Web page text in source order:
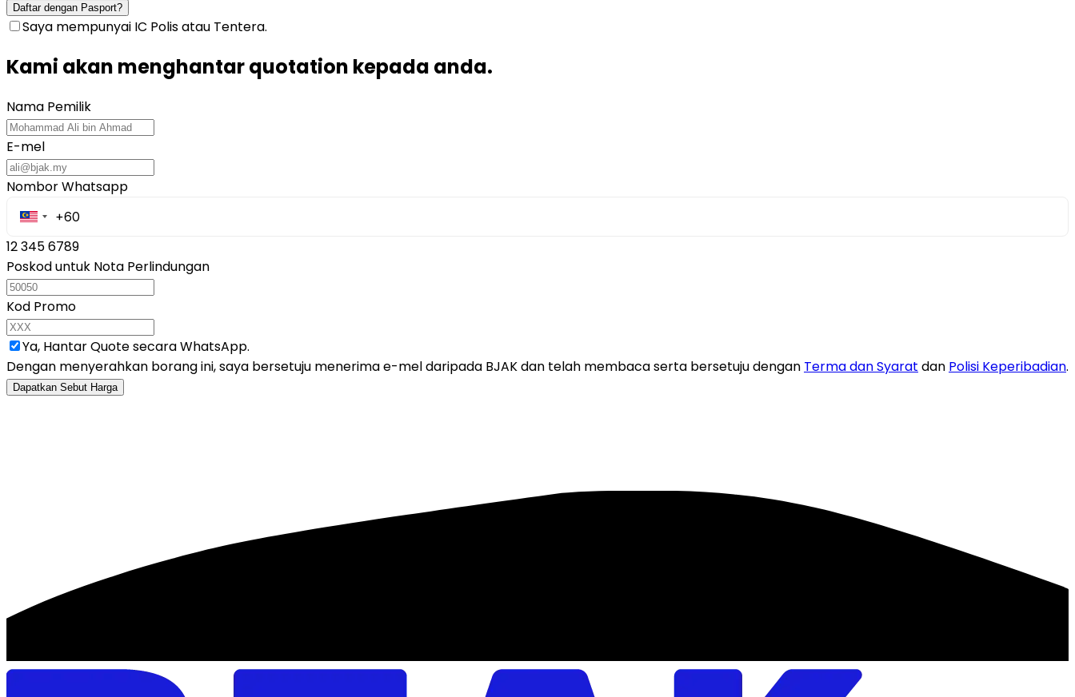
Daftar dengan Pasport?
Saya mempunyai IC Polis atau Tentera.
Kami akan menghantar quotation kepada anda.
Nama Pemilik
E-mel
Nombor Whatsapp
12 345 6789
Poskod untuk Nota Perlindungan
Kod Promo
Ya, Hantar Quote secara WhatsApp.
Dengan menyerahkan borang ini, saya bersetuju menerima e-mel daripada BJAK dan telah membaca serta bersetuju dengan Terma dan Syarat dan Polisi Keperibadian.
Dapatkan Sebut Harga